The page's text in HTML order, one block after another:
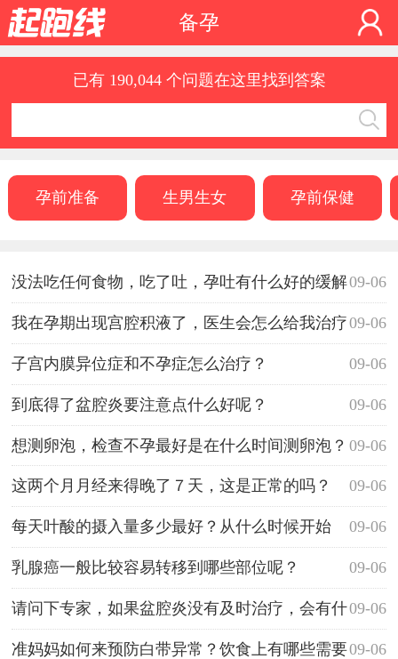
备孕
已有 190,044 个问题在这里找到答案
孕前准备 生男生女 孕前保健
09-06
没法吃任何食物，吃了吐，孕吐有什么好的缓解
方法？ 09-06
我在孕期出现宫腔积液了，医生会怎么给我治疗
呢？ 09-06
子宫内膜异位症和不孕症怎么治疗？
09-06
到底得了盆腔炎要注意点什么好呢？
09-06
想测卵泡，检查不孕最好是在什么时间测卵泡？
09-06
这两个月月经来得晚了７天，这是正常的吗？
09-06
每天叶酸的摄入量多少最好？从什么时候开始
吃？男的也要吃吗 09-06
乳腺癌一般比较容易转移到哪些部位呢？
09-06
请问下专家，如果盆腔炎没有及时治疗，会有什
么危害的吗？ 09-06
准妈妈如何来预防白带异常？饮食上有哪些需要